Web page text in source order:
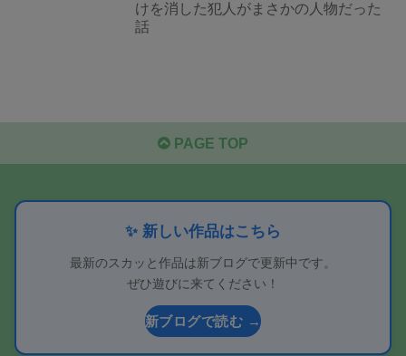
けを消した犯人がまさかの人物だった
話
PAGE TOP
✨ 新しい作品はこちら
最新のスカッと作品は新ブログで更新中です。
ぜひ遊びに来てください！
新ブログで読む →